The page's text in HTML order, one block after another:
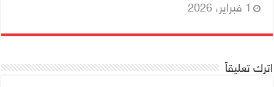
1 فبراير، 2026
اترك تعليقاً